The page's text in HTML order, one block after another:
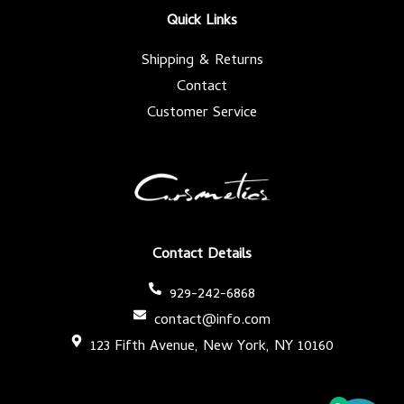
Contact Details
929-242-6868
contact@info.com
123 Fifth Avenue, New York, NY 10160
Quick Links
Shipping & Returns
Contact
Customer Service